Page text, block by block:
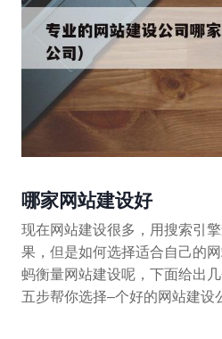
哪家网站建设好
现在网站建设很多，用搜索引
果，但是如何选择适合自己的
蚂衡量网站建设呢，下面给出
五步帮你选择–个好的网站建设